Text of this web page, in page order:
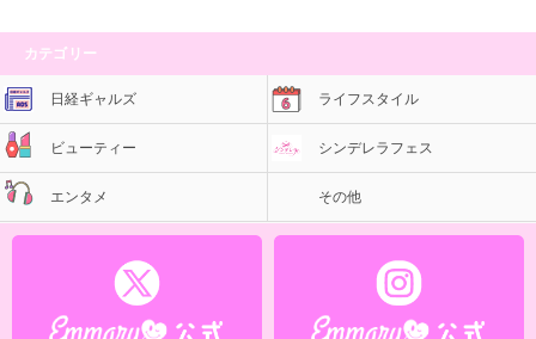
カテゴリー
日経ギャルズ ライフスタイル
ビューティー シンデレラフェス
エンタメ その他